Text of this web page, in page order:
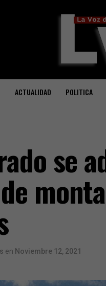
ACTUALIDAD POLITICA
se
en Noviembre 12, 2021